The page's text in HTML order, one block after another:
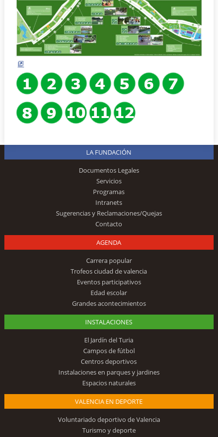
LA FUNDACIÓN
Documentos Legales
Servicios
Programas
Intranets
Sugerencias y Reclamaciones/Quejas
Contacto
AGENDA
Carrera popular
Trofeos ciudad de valencia
Eventos participativos
Edad escolar
Grandes acontecimientos
INSTALACIONES
El Jardín del Turia
Campos de fútbol
Centros deportivos
Instalaciones en parques y jardines
Espacios naturales
VALENCIA EN DEPORTE
Voluntariado deportivo de Valencia
Turismo y deporte